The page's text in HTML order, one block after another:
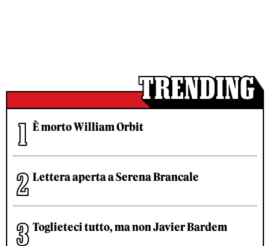
È morto William Orbit
Lettera aperta a Serena Brancale
Toglieteci tutto, ma non Javier Bardem